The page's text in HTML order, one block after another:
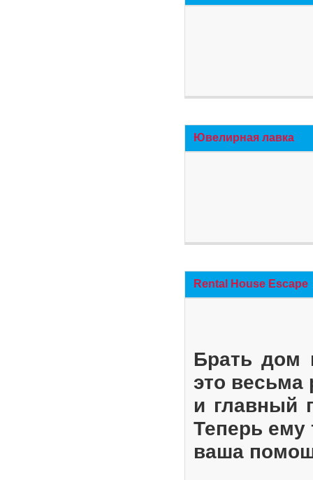
Ювелирная лавка
Rental House Escape
Брать дом
это весьма
и главный
Теперь ему
ваша